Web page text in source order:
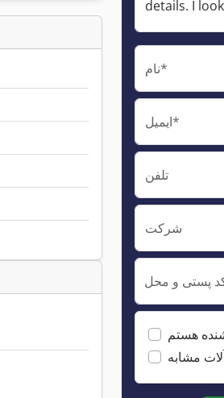
نام*
ایمیل*
تلفن
شرکت
پستی و محل
هستم
مشابه